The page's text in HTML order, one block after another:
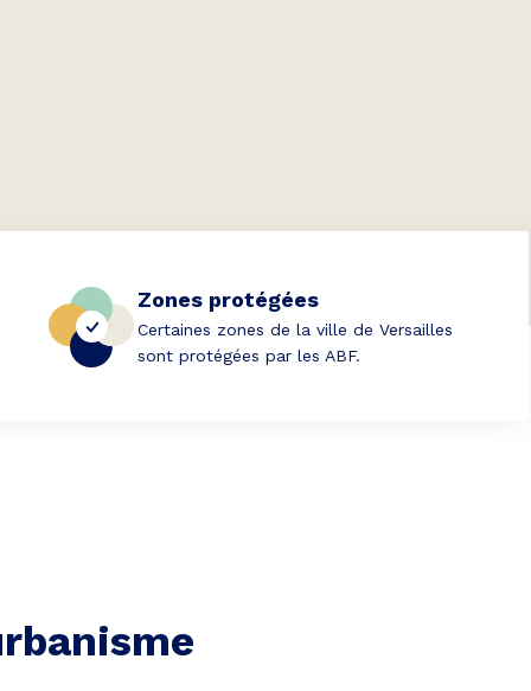
Zones protégées
Certaines zones de la ville de Versailles
sont protégées par les ABF.